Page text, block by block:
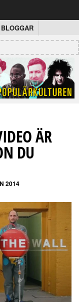
BLOGGAR
ÄR
DU
2014